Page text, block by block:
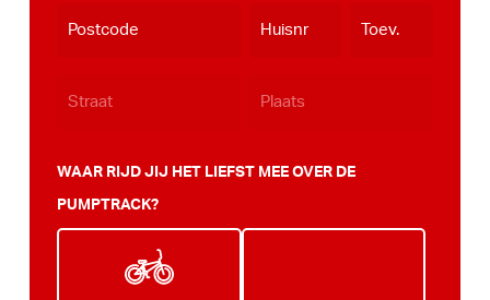
JJJJ
WAAR RIJD JIJ HET LIEFST MEE OVER DE
PUMPTRACK?